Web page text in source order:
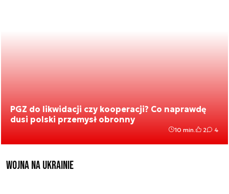
PGZ do likwidacji czy kooperacji? Co naprawdę
dusi polski przemysł obronny
10 min. 2 4
Wojna na Ukrainie